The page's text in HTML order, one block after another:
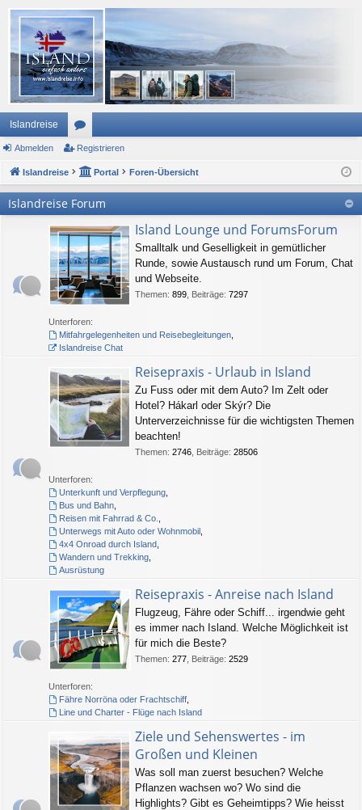
Islandreise
or
en
Abmelden Registrieren
Islandreise Portal Foren-Übersicht
Islandreise Forum
Island Lounge und ForumsForum
Smalltalk und Geselligkeit in gemütlicher
Runde, sowie Austausch rund um Forum, Chat
und Webseite.
Themen: 899 Beiträge: 7297
Unterforen:
Mitfahrgelegenheiten und Reisebegleitungen,
Islandreise Chat
Reisepraxis - Urlaub in Island
Zu Fuss oder mit dem Auto? Im Zelt oder
Hotel? Hákarl oder Skýr? Die
Unterverzeichnisse für die wichtigsten Themen
beachten!
Themen: 2746 Beiträge: 28506
Unterforen:
Unterkunft und Verpflegung,
Bus und Bahn,
Reisen mit Fahrrad & Co.
Unterwegs mit Auto oder Wohnmobil,
4x4 Onroad durch Island,
Wandern und Trekking,
Ausrüstung
Reisepraxis - Anreise nach Island
Flugzeug, Fähre oder Schiff... irgendwie geht
es immer nach Island. Welche Möglichkeit ist
für mich die Beste?
Themen: 277 Beiträge: 2529
Unterforen:
Fähre Norröna oder Frachtschiff,
Line und Charter - Flüge nach Island
Ziele und Sehenswertes - im
Großen und Kleinen
Was soll man zuerst besuchen? Welche
Pflanzen wachsen wo? Wo sind die
Highlights? Gibt es Geheimtipps? Wie heisst